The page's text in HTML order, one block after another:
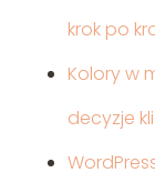
krok po
Kolory w
decyzje